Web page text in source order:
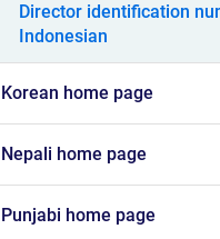
Director identification
Indonesian
Korean home page
Nepali home page
Punjabi home page